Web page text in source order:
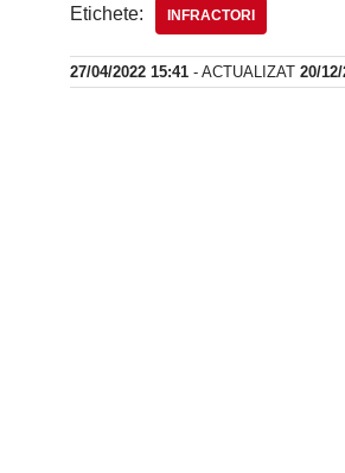
Etichete: INFRACTORI
27/04/2022 15:41 - ACTUALIZAT 20/